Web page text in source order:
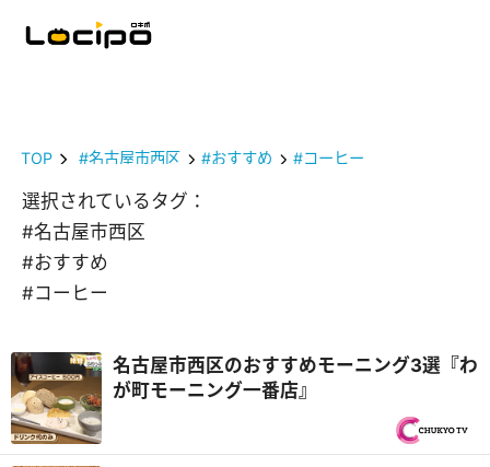
TOP #名古屋市西区 #おすすめ #コーヒー
選択されているタグ：
#名古屋市西区
#おすすめ
#コーヒー
名古屋市西区のおすすめモーニング3選『わ
が町モーニング一番店』